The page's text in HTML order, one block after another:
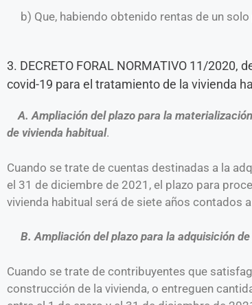
b) Que, habiendo obtenido rentas de un
3. DECRETO FORAL NORMATIVO 11/
covid-19 para el tratamiento de la vivienda
A. Ampliación del plazo para la
de vivienda habitual.
Cuando se trate de cuentas destinadas a la
el 31 de diciembre de 2021, el plazo para
vivienda habitual será de siete años contados
B. Ampliación del plazo para la adquisición
Cuando se trate de contribuyentes que
construcción de la vivienda, o entreguen